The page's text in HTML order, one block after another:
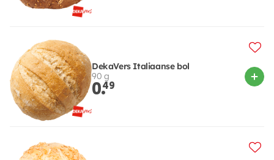
DekaVers Italiaanse bol
90 g
0.49